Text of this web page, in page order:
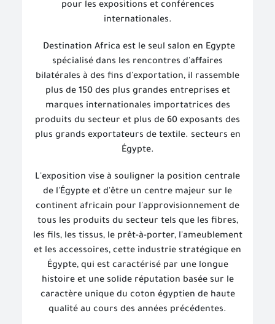
pour les expositions et conférences
internationales.
Destination Africa est le seul salon en Egypte
spécialisé dans les rencontres d'affaires
bilatérales à des fins d'exportation, il rassemble
plus de 150 des plus grandes entreprises et
marques internationales importatrices des
produits du secteur et plus de 60 exposants des
plus grands exportateurs de textile. secteurs en
Égypte.
L'exposition vise à souligner la position centrale
de l'Égypte et d'être un centre majeur sur le
continent africain pour l'approvisionnement de
tous les produits du secteur tels que les fibres,
les fils, les tissus, le prêt-à-porter, l'ameublement
et les accessoires, cette industrie stratégique en
Égypte, qui est caractérisé par une longue
histoire et une solide réputation basée sur le
caractère unique du coton égyptien de haute
qualité au cours des années précédentes.